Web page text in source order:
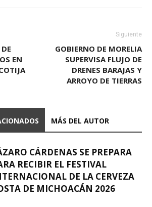
EN
Siguiente
GOBIERNO DE MORELIA
SUPERVISA FLUJO DE
DRENES BARAJAS Y
ARROYO DE TIERRAS
MÁS DEL AUTOR
CÁRDENAS SE PREPARA
RECIBIR EL FESTIVAL
DE LA CERVEZA
DE MICHOACÁN 2026